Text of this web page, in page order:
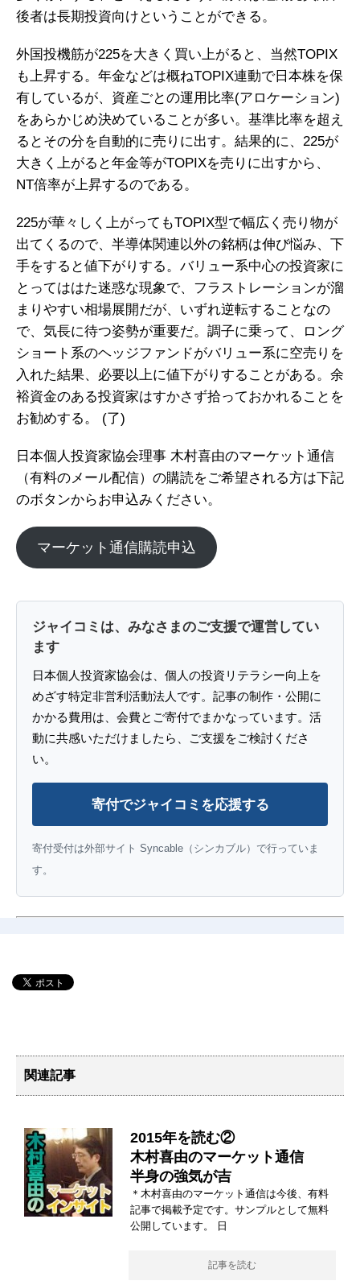
後者は長期投資向けということができる。
外国投機筋が225を大きく買い上がると、当然TOPIX
も上昇する。年金などは概ねTOPIX連動で日本株を保
有しているが、資産ごとの運用比率(アロケーション)
をあらかじめ決めていることが多い。基準比率を超え
るとその分を自動的に売りに出す。結果的に、225が
大きく上がると年金等がTOPIXを売りに出すから、
NT倍率が上昇するのである。
225が華々しく上がってもTOPIX型で幅広く売り物が
出てくるので、半導体関連以外の銘柄は伸び悩み、下
手をすると値下がりする。バリュー系中心の投資家に
とってははた迷惑な現象で、フラストレーションが溜
まりやすい相場展開だが、いずれ逆転することなの
で、気長に待つ姿勢が重要だ。調子に乗って、ロング
ショート系のヘッジファンドがバリュー系に空売りを
入れた結果、必要以上に値下がりすることがある。余
裕資金のある投資家はすかさず拾っておかれることを
お勧めする。 (了)
日本個人投資家協会理事 木村喜由のマーケット通信
（有料のメール配信）の購読をご希望される方は下記
のボタンからお申込みください。
マーケット通信購読申込
ジャイコミは、みなさまのご支援で運営してい
ます
日本個人投資家協会は、個人の投資リテラシー向上を
めざす特定非営利活動法人です。記事の制作・公開に
かかる費用は、会費とご寄付でまかなっています。活
動に共感いただけましたら、ご支援をご検討くださ
い。
寄付でジャイコミを応援する
寄付受付は外部サイト Syncable（シンカブル）で行っていま
す。
関連記事
2015年を読む②
木村喜由のマーケット通信
半身の強気が吉
＊木村喜由のマーケット通信は今後、有料
記事で掲載予定です。サンプルとして無料
公開しています。 日
記事を読む